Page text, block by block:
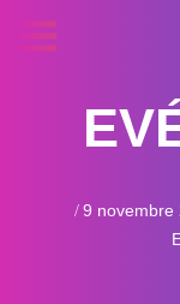
9 novembre